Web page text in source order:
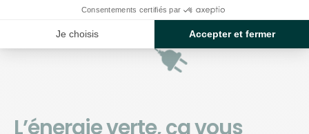
L’énergie verte, ça vous
Consentements certifiés par
Je choisis Accepter et fermer